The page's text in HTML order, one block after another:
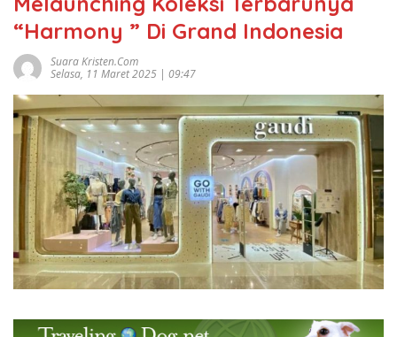
“Harmony ” Di Grand Indonesia
Suara Kristen.com
Selasa, 11 Maret 2025 | 09:47